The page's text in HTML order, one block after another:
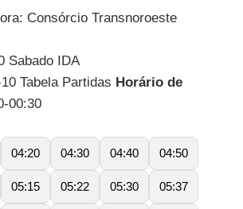
Consórcio Transnoroeste
Sabado IDA
Tabela Partidas Horário de
00:30
04:20 04:30 04:40 04:50
05:15 05:22 05:30 05:37